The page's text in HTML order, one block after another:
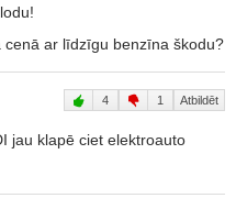
ar līdzīgu benzīna škodu?
4 1 Atbildēt
jau klapē ciet elektroauto